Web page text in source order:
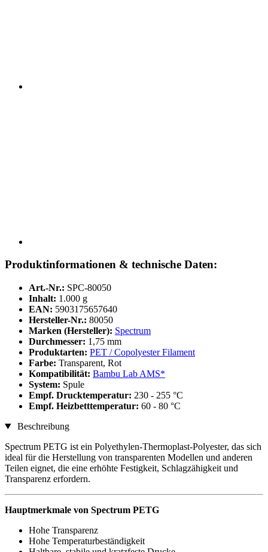
Produktinformationen & technische Daten:
Art.-Nr.: SPC-80050
Inhalt: 1.000 g
EAN: 5903175657640
Hersteller-Nr.: 80050
Marken (Hersteller): Spectrum
Durchmesser: 1,75 mm
Produktarten: PET / Copolyester Filament
Farbe: Transparent, Rot
Kompatibilität: Bambu Lab AMS*
System: Spule
Empf. Drucktemperatur: 230 - 255 °C
Empf. Heizbetttemperatur: 60 - 80 °C
Beschreibung
Spectrum PETG ist ein Polyethylen-Thermoplast-Polyester, das sich
ideal für die Herstellung von transparenten Modellen und anderen
Teilen eignet, die eine erhöhte Festigkeit, Schlagzähigkeit und
Transparenz erfordern.
Hauptmerkmale von Spectrum PETG
Hohe Transparenz
Hohe Temperaturbeständigkeit